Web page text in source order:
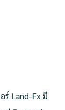
ร์ Land-Fx มี